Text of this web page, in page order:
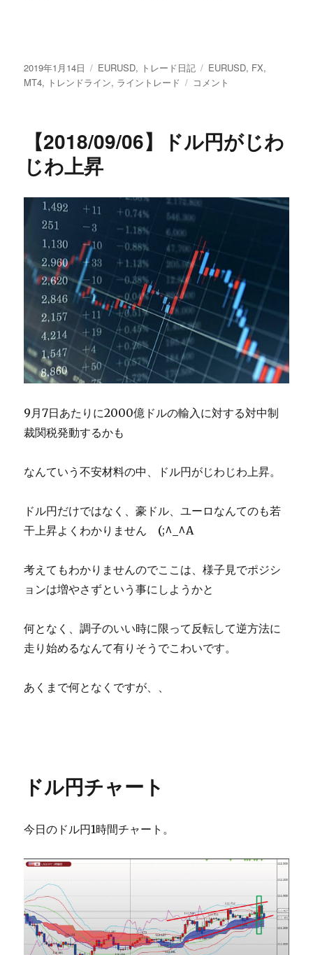
投
稿
2019年1月14日
カ
テ
EURUSD, トレード日記
タ
グ
EURUSD, FX,
MT4, トレンドライン, ライントレード
【実
ン
ド
マ
タ
ー
へ
の
道
に
コメント
【2018/09/06】ドル円がじわ
じわ上昇
9月7日あたりに2000億ドルの輸入に対する対中制
裁関税発動するかも
なんていう不安材料の中、ドル円がじわじわ上昇。
ドル円だけではなく、豪ドル、ユーロなんてのも若
干上昇よくわかりません (;^_^A
考えてもわかりませんのでここは、様子見でポジシ
ョンは増やさずという事にしようかと
何となく、調子のいい時に限って反転して逆方法に
走り始めるなんて有りそうでこわいです。
あくまで何となくですが、、
ドル円チャート
今日のドル円1時間チャート。